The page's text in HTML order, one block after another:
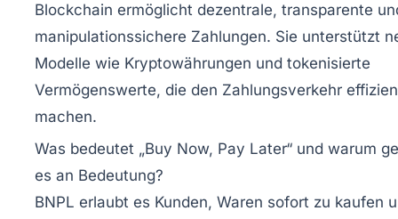
Blockchain ermöglicht dezentrale, transparente
manipulationssichere Zahlungen. Sie unterstützt
Modelle wie Kryptowährungen und tokenisierte
Vermögenswerte, die den Zahlungsverkehr
machen.
Was bedeutet „Buy Now, Pay Later“ und warum
es an Bedeutung?
BNPL erlaubt es Kunden, Waren sofort zu kaufen